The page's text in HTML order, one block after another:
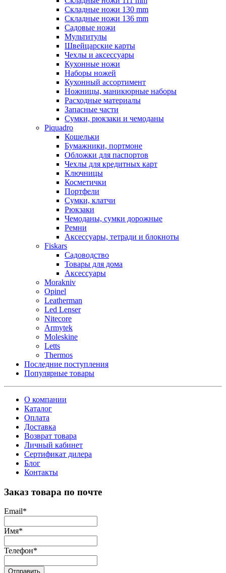
Складные ножи 130 mm
Складные ножи 136 mm
Садовые ножи
Мультитулы
Швейцарские карты
Чехлы и аксессуары
Кухонные ножи
Наборы ножей
Кухонный ассортимент
Ножницы, маникюрные наборы
Расходные материалы
Запасные части
Сумки, рюкзаки и чемоданы
Piquadro
Кошельки
Бумажники, портмоне
Обложки для паспортов
Чехлы для кредитных карт
Ключницы
Косметички
Портфели
Сумки, клатчи
Рюкзаки
Чемоданы, сумки дорожные
Ремни
Аксессуары, тетради и блокноты
Fiskars
Садоводство
Товары для дома
Аксессуары
Morakniv
Opinel
Leatherman
Led Lenser
Nitecore
Armytek
Moleskine
Letts
Thermos
Последние поступления
Популярные товары
О компании
Каталог
Оплата
Доставка
Возврат товара
Личный кабинет
Сертификат дилера
Блог
Контакты
Заказ товара по почте
Email*
Имя*
Телефон*
Отправить